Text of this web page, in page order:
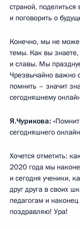
страной, поделиться
и поговорить о
Конечно, мы не
темы. Как вы знаете,
и славы. Мы
Чрезвычайно важно
помнить – значит
сегодняшнему
Я.Чурикова:
сегодняшнего
Хочется отметить:
2020 года мы
и сегодня ученики,
друг друга в своих
педагогам и
поздравляю! Ура!